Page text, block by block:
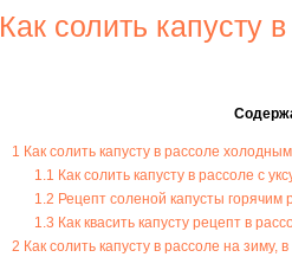
Как солить капусту
1 Как солить капусту в рассоле
1.1 Как солить капусту в рассоле с
1.2 Рецепт соленой капусты горячим
1.3 Как квасить капусту рецепт в
2 Как солить капусту в рассоле на